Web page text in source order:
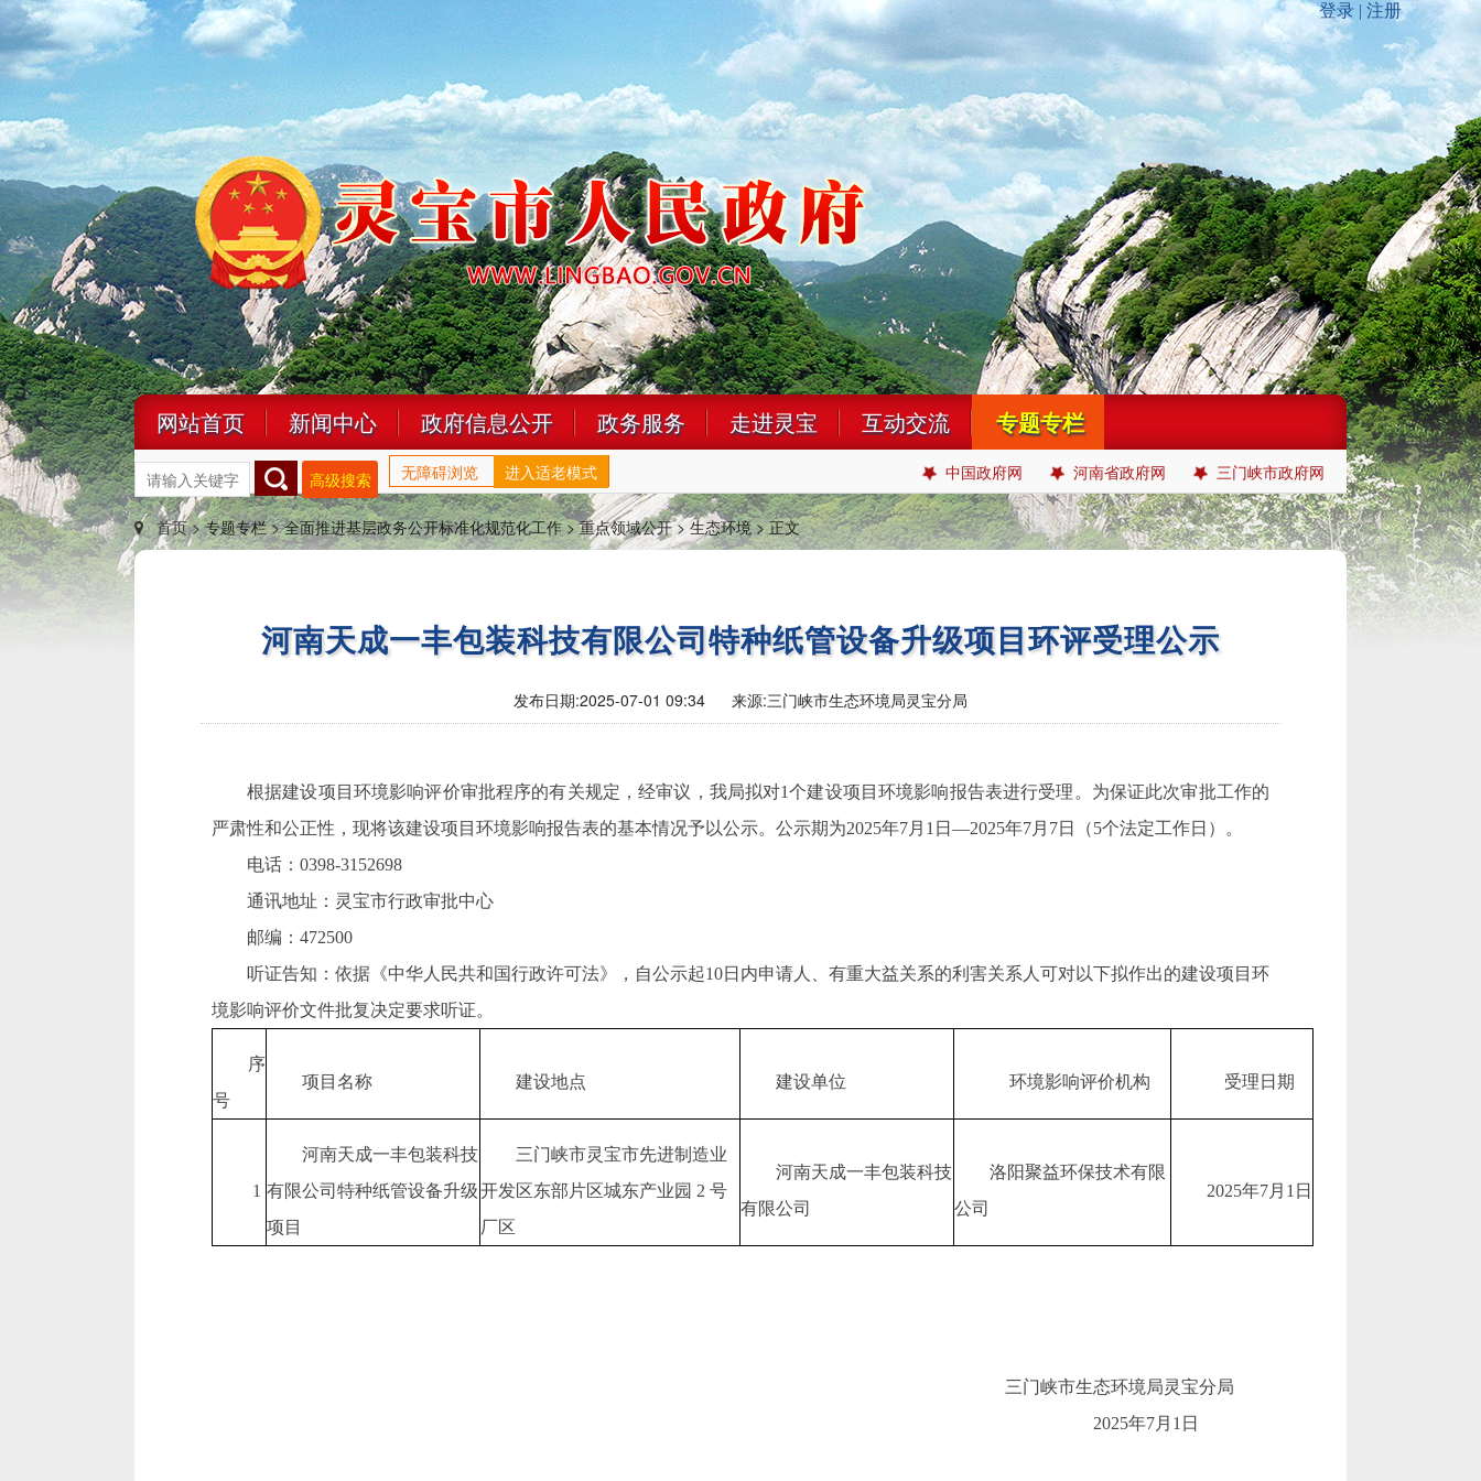
网站首页 新闻中心 政府信息公开 政务服务 走进灵宝 互动交流 专题专栏
高级搜索 无障碍浏览 进入适老模式 中国政府网 河南省政府网 三门峡市政府网
首页 >专题专栏 >全面推进基层政务公开标准化规范化工作 >重点领域公开 >生态环境 >正文
河南天成一丰包装科技有限公司特种纸管设备升级项目环评受理公示
发布日期:2025-07-01 09:34 来源:三门峡市生态环境局灵宝分局
根据建设项目环境影响评价审批程序的有关规定，经审议，我局拟对1个建设项目环境影响报告表进行受理。为保证此次审批工作的
严肃性和公正性，现将该建设项目环境影响报告表的基本情况予以公示。公示期为2025年7月 1 日 —2025年7月 7日（5个法定工作日）。
电话： 0398-3152698
通讯地址：灵宝市行政审批中心
邮编： 472500
听证告知：依据《中华人民共和国行政许可法》，自公示起10日内申请人、有重大益关系的利害关系人可对以下拟作出的建设项目环
境影响评价文件批复决定要求听证。
序
号
项目名称 建设地点 建设单位 环境影响评价机构 受理日期
1
河南天成一丰包装科技
有限公司特种纸管设备升级
项目
三门峡市灵宝市先进制造业
开发区东部片区城东产业园 2 号
厂区
河南天成一丰包装科技
有限公司
洛阳聚益环保技术有限
公司
2025年7月 1 日
三门峡市生态环境局灵宝分局
2025年7月 1 日